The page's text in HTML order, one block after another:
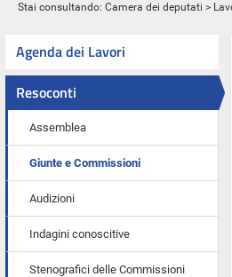
Stai consultando: Camera dei deputati >
Agenda dei Lavori
Resoconti
Assemblea
Giunte e Commissioni
Audizioni
Indagini conoscitive
Stenografici delle Commissioni